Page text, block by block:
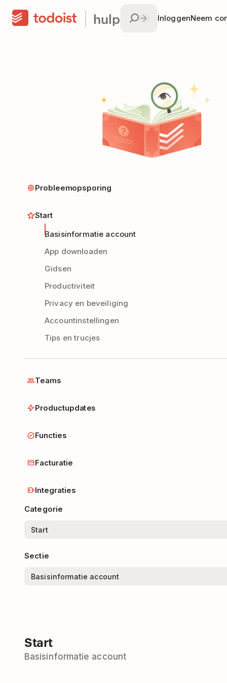
hulp InloggenNeem
Probleemopsporing
Start
Basisinformatie account
App downloaden
Gidsen
Productiviteit
Privacy en beveiliging
Accountinstellingen
Tips en trucjes
Teams
Productupdates
Functies
Facturatie
Integraties
Categorie
Sectie
Start
Basisinformatie account